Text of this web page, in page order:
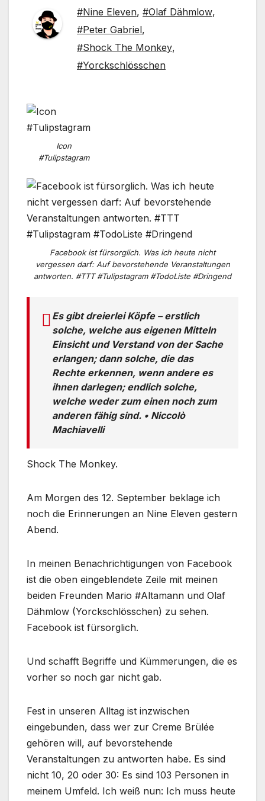
#Nine Eleven, #Olaf Dähmlow,
#Peter Gabriel,
#Shock The Monkey,
#Yorckschlösschen
Icon
#Tulipstagram
Facebook ist fürsorglich. Was ich heute nicht
vergessen darf: Auf bevorstehende Veranstaltungen
antworten. #TTT #Tulipstagram #TodoListe #Dringend
Es gibt dreierlei Köpfe – erstlich
solche, welche aus eigenen Mitteln
Einsicht und Verstand von der Sache
erlangen; dann solche, die das
Rechte erkennen, wenn andere es
ihnen darlegen; endlich solche,
welche weder zum einen noch zum
anderen fähig sind. • Niccolò
Machiavelli
Shock The Monkey.
Am Morgen des 12. September beklage ich
noch die Erinnerungen an Nine Eleven gestern
Abend.
In meinen Benachrichtigungen von Facebook
ist die oben eingeblendete Zeile mit meinen
beiden Freunden Mario #Altamann und Olaf
Dähmlow (Yorckschlösschen) zu sehen.
Facebook ist fürsorglich.
Und schafft Begriffe und Kümmerungen, die es
vorher so noch gar nicht gab.
Fest in unseren Alltag ist inzwischen
eingebunden, dass wer zur Creme Brülée
gehören will, auf bevorstehende
Veranstaltungen zu antworten habe. Es sind
nicht 10, 20 oder 30: Es sind 103 Personen in
meinem Umfeld. Ich weiß nun: Ich muss heute